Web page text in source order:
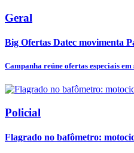
Geral
Big Ofertas Datec movimenta
Campanha reúne ofertas especiais
Policial
Flagrado no bafômetro: